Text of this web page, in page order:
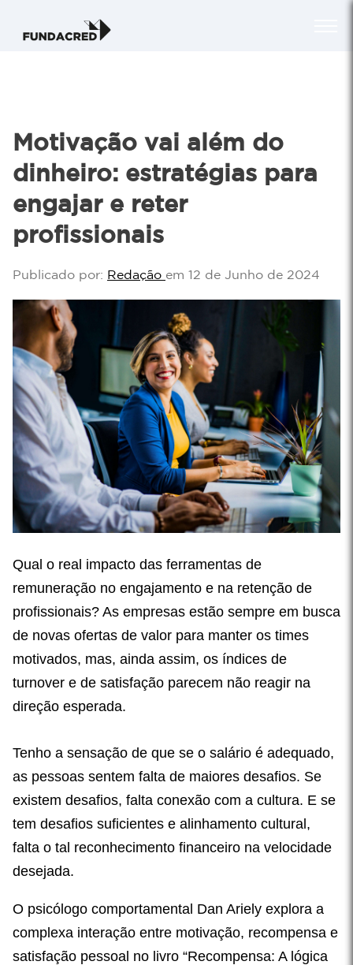
Motivação vai além do
dinheiro: estratégias para
engajar e reter
profissionais
Publicado por: Redação em 12 de Junho de 2024
Qual o real impacto das ferramentas de
remuneração no engajamento e na retenção de
profissionais? As empresas estão sempre em busca
de novas ofertas de valor para manter os times
motivados, mas, ainda assim, os índices de
turnover e de satisfação parecem não reagir na
direção esperada.
Tenho a sensação de que se o salário é adequado,
as pessoas sentem falta de maiores desafios. Se
existem desafios, falta conexão com a cultura. E se
tem desafios suficientes e alinhamento cultural,
falta o tal reconhecimento financeiro na velocidade
desejada.
O psicólogo comportamental Dan Ariely explora a
complexa interação entre motivação, recompensa e
satisfação pessoal no livro “Recompensa: A lógica